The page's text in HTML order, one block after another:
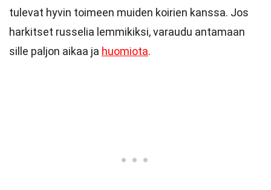
tulevat hyvin toimeen muiden koirien kanssa. Jos
harkitset russelia lemmikiksi, varaudu antamaan
sille paljon aikaa ja huomiota.